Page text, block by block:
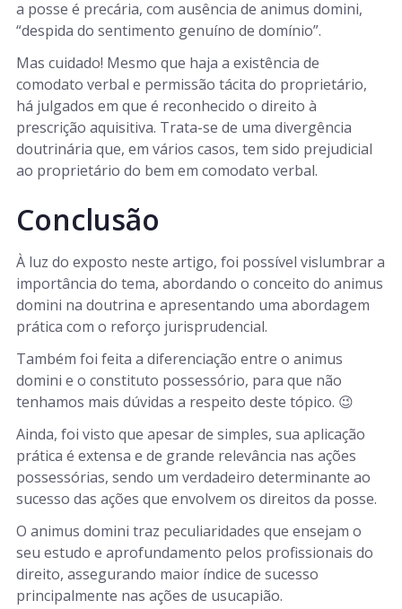
a posse é precária, com ausência de animus domini,
“despida do sentimento genuíno de domínio”.
Mas cuidado! Mesmo que haja a existência de
comodato verbal e permissão tácita do proprietário,
há julgados em que é reconhecido o direito à
prescrição aquisitiva. Trata-se de uma divergência
doutrinária que, em vários casos, tem sido prejudicial
ao proprietário do bem em comodato verbal.
Conclusão
À luz do exposto neste artigo, foi possível vislumbrar a
importância do tema, abordando o conceito do animus
domini na doutrina e apresentando uma abordagem
prática com o reforço jurisprudencial.
Também foi feita a diferenciação entre o animus
domini e o constituto possessório, para que não
tenhamos mais dúvidas a respeito deste tópico. 😉
Ainda, foi visto que apesar de simples, sua aplicação
prática é extensa e de grande relevância nas ações
possessórias, sendo um verdadeiro determinante ao
sucesso das ações que envolvem os direitos da posse.
O animus domini traz peculiaridades que ensejam o
seu estudo e aprofundamento pelos profissionais do
direito, assegurando maior índice de sucesso
principalmente nas ações de usucapião.